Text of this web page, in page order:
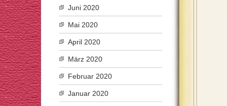
Juni 2020
Mai 2020
April 2020
März 2020
Februar 2020
Januar 2020